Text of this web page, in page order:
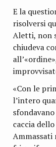
E la
risolversi
Aletti, non
chiudeva
«Con le
l’intero
caccia
Ammassati